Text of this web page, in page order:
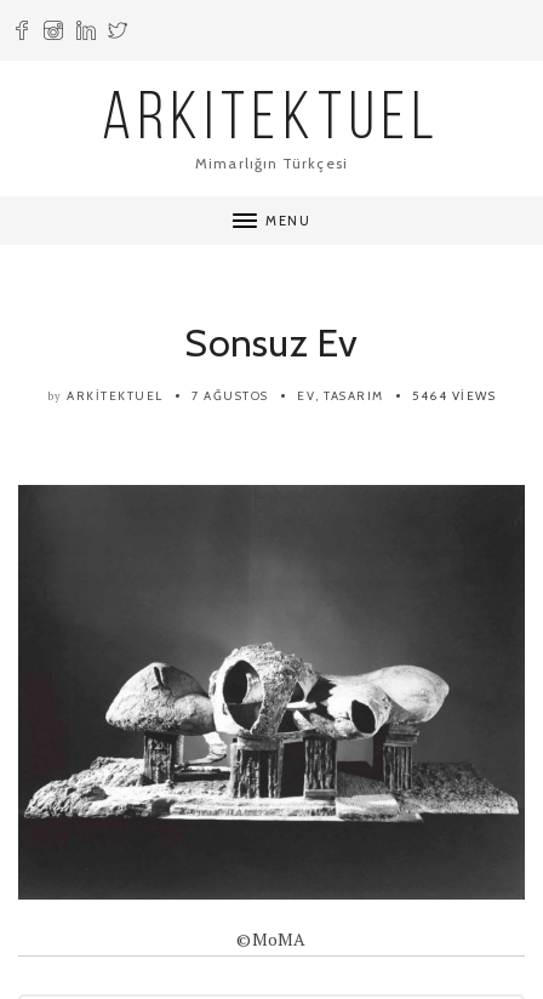
ARKITEKTUEL
Mimarlığın Türkçesi
MENU
Sonsuz Ev
by ARKITEKTUEL 7 AĞUSTOS EV,TASARIM 5464 VIEWS
©MoMA